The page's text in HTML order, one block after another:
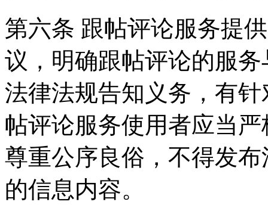
第六条 跟帖评论服务提
议，明确跟帖评论的服
法律法规告知义务，有
帖评论服务使用者应当
尊重公序良俗，不得发
的信息内容。